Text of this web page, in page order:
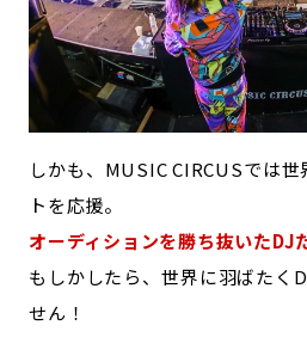
しかも、MUSIC CIRCUSでは
トを応援。
オーディションを勝ち抜いたDJ
もしかしたら、世界に羽ばたく
せん！